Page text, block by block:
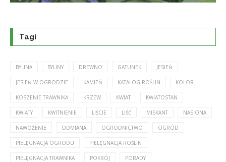
Tagi
BYLINA BYLINY DREWNO GATUNEK JESIEŃ
JESIEŃ W OGRODZIE KAMIEŃ KATALOG ROŚLIN KOLOR
KOSZENIE TRAWNIKA KRZEW KWIAT KWIATOSTAN
KWIATY KWITNIENIE LIŚCIE LIŚĆ MISKANT NASIONA
NAWOŻENIE ODMIANA OGRODNICTWO OGRÓD
PIELĘGNACJA OGRODU PIELĘGNACJA ROŚLIN
PIELĘGNACJA TRAWNIKA POKRÓJ PORADY